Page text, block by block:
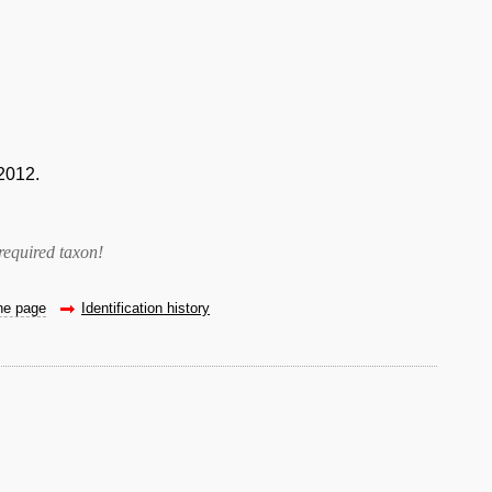
taxon!
page Identification history